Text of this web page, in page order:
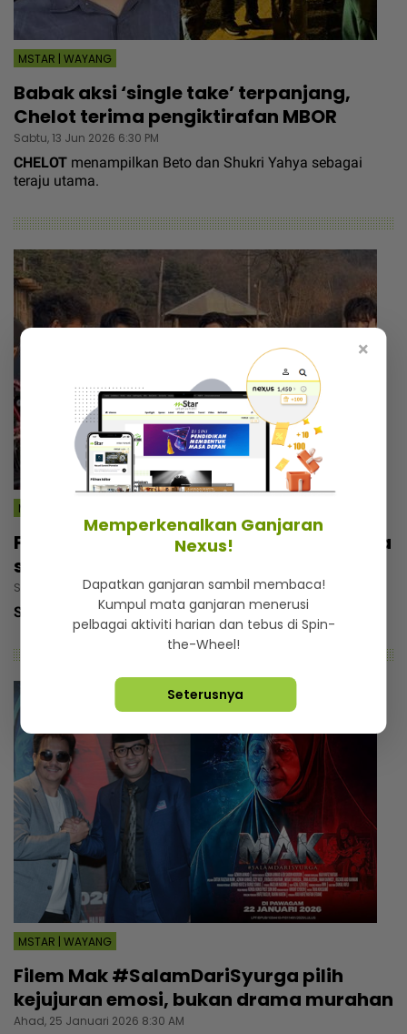
MSTAR | WAYANG
Babak aksi ‘single take’ terpanjang,
Chelot terima pengiktirafan MBOR
Sabtu, 13 Jun 2026 6:30 PM
CHELOT menampilkan Beto dan Shukri Yahya sebagai
teraju utama.
MSTAR | WAYANG
Filem Tiket Sehala dedah realiti mangsa
sindiket penipuan kerja di luar negara
Sabtu, 07 Mac 2026 6:30 PM
SEMUA pelakon-pelakon mantap dalam filem ini.
MSTAR | WAYANG
Filem Mak #SalamDariSyurga pilih
kejujuran emosi, bukan drama murahan
Ahad, 25 Januari 2026 8:30 AM
×
Memperkenalkan Ganjaran
Nexus!
Dapatkan ganjaran sambil membaca!
Kumpul mata ganjaran menerusi
pelbagai aktiviti harian dan tebus di Spin-
the-Wheel!
Seterusnya